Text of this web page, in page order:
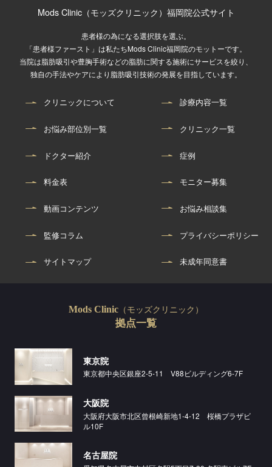
Mods Clinic（モッズクリニック）福岡院公式サイト
患者様の為になる選択肢を選ぶ。
「患者様ファースト」は私たちMods Clinic福岡院のモットーです。
当院は脂肪吸引や豊胸手術などの脂肪に関する施術にサービスを絞り、
独自の手法やケアにより脂肪吸引技術の発展を目指しています。
クリニックについて 診療内容一覧
お悩み部位別一覧 クリニック一覧
ドクター紹介 症例
料金表 モニター募集
動画コンテンツ お悩み相談集
監修コラム プライバシーポリシー
サイトマップ 未成年同意書
Mods Clinic （モッズクリニック）
拠点一覧
東京院
東京都中央区銀座2-5-11 V88ビルディング6-7F
大阪院
大阪府大阪市北区曾根崎新地1-4-12 桜橋プラザビ
ル10F
名古屋院